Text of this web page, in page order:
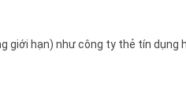
hạn) như công ty thẻ tín dụng